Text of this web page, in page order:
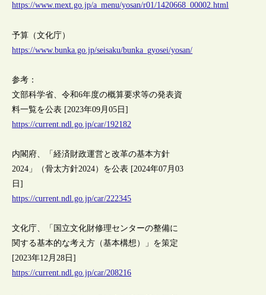
https://www.mext.go.jp/a_menu/yosan/r01/1420668_00002.html
予算（文化庁）
https://www.bunka.go.jp/seisaku/bunka_gyosei/yosan/
参考：
文部科学省、令和6年度の概算要求等の発表資
料一覧を公表 [2023年09月05日]
https://current.ndl.go.jp/car/192182
内閣府、「経済財政運営と改革の基本方針
2024」（骨太方針2024）を公表 [2024年07月03
日]
https://current.ndl.go.jp/car/222345
文化庁、「国立文化財修理センターの整備に
関する基本的な考え方（基本構想）」を策定
[2023年12月28日]
https://current.ndl.go.jp/car/208216